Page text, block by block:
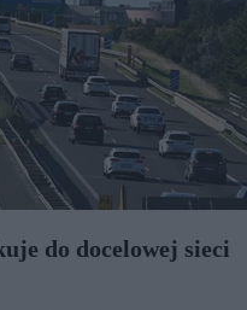
do docelowej sieci